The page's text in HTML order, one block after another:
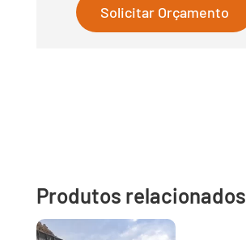
Solicitar Orçamento
Produtos relacionados